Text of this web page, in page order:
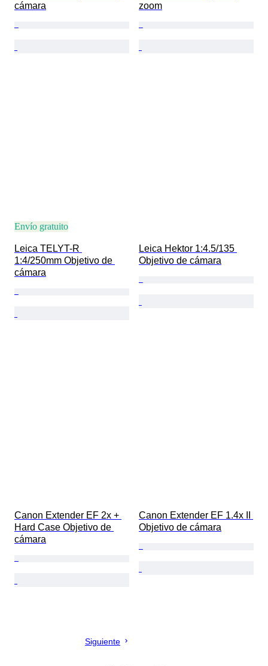
cámara
zoom
Envío gratuito
Leica TELYT-R
1:4/250mm Objetivo de
cámara
Leica Hektor 1:4.5/135
Objetivo de cámara
Canon Extender EF 2x +
Hard Case Objetivo de
cámara
Canon Extender EF 1.4x II
Objetivo de cámara
Siguiente